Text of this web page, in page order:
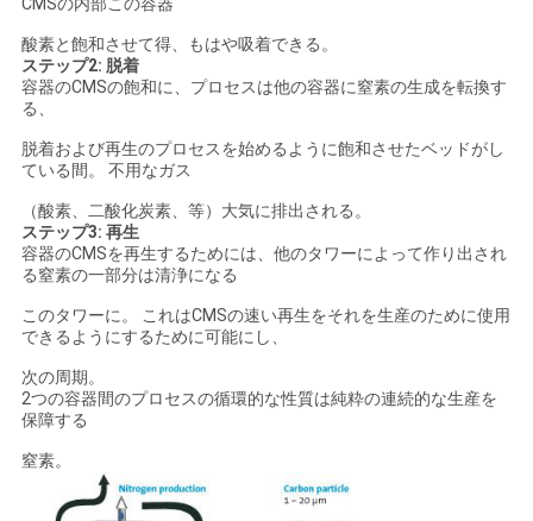
プ
ラ
イ
バ
シ
ー
ポ
リ
シ
ー
酸素と飽和させて得、もはや吸着できる。
ステップ2: 脱着
容器のCMSの飽和に、プロセスは他の容器に窒素の生成を転換す
る、
脱着および再生のプロセスを始めるように飽和させたベッドがし
ている間。 不用なガス
（酸素、二酸化炭素、等）大気に排出される。
ステップ3: 再生
容器のCMSを再生するためには、他のタワーによって作り出され
る窒素の一部分は清浄になる
このタワーに。 これはCMSの速い再生をそれを生産のために使用
できるようにするために可能にし、
次の周期。
2つの容器間のプロセスの循環的な性質は純粋の連続的な生産を
保障する
窒素。